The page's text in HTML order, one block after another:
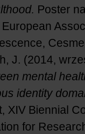
Poster
J. (2014,
mental
identity
XIV Biennial
for